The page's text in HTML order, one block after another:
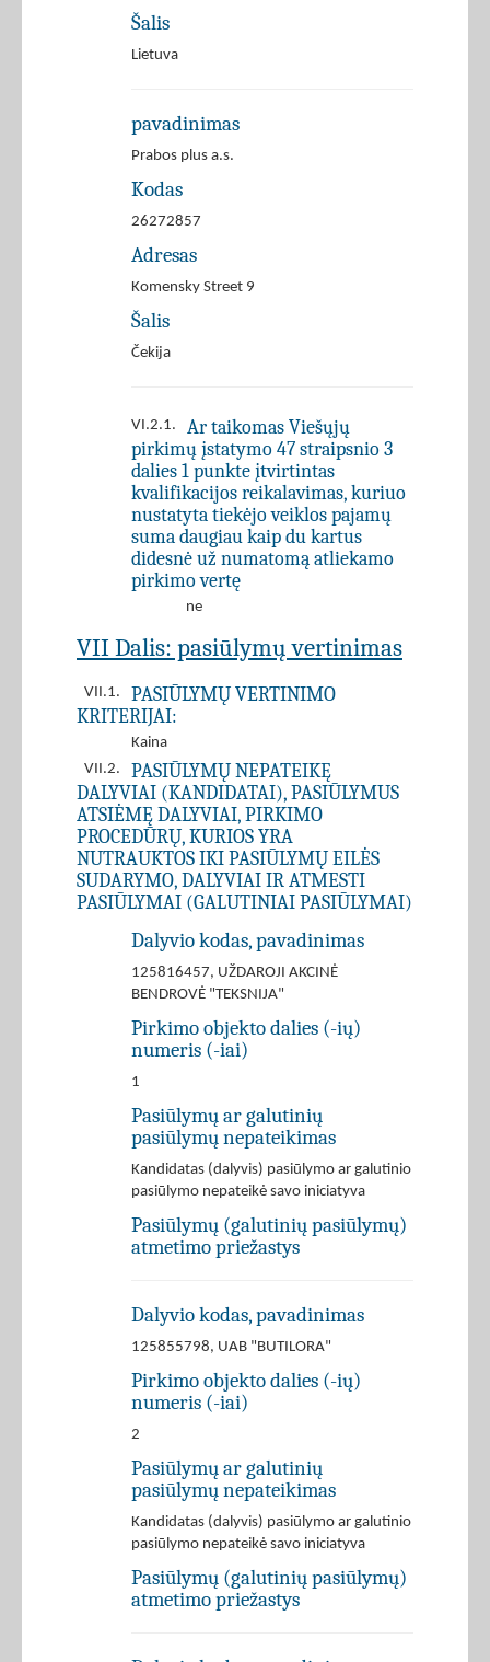
Šalis
Lietuva
pavadinimas
Prabos plus a.s.
Kodas
26272857
Adresas
Komensky Street 9
Šalis
Čekija
VI.2.1.
Ar taikomas Viešųjų
pirkimų įstatymo 47 straipsnio 3
dalies 1 punkte įtvirtintas
kvalifikacijos reikalavimas, kuriuo
nustatyta tiekėjo veiklos pajamų
suma daugiau kaip du kartus
didesnė už numatomą atliekamo
pirkimo vertę
ne
VII Dalis: pasiūlymų vertinimas
VII.1.
PASIŪLYMŲ VERTINIMO
KRITERIJAI:
Kaina
VII.2.
PASIŪLYMŲ NEPATEIKĘ
DALYVIAI (KANDIDATAI), PASIŪLYMUS
ATSIĖMĘ DALYVIAI, PIRKIMO
PROCEDŪRŲ, KURIOS YRA
NUTRAUKTOS IKI PASIŪLYMŲ EILĖS
SUDARYMO, DALYVIAI IR ATMESTI
PASIŪLYMAI (GALUTINIAI PASIŪLYMAI)
Dalyvio kodas, pavadinimas
125816457, UŽDAROJI AKCINĖ
BENDROVĖ "TEKSNIJA"
Pirkimo objekto dalies (-ių)
numeris (-iai)
1
Pasiūlymų ar galutinių
pasiūlymų nepateikimas
Kandidatas (dalyvis) pasiūlymo ar galutinio
pasiūlymo nepateikė savo iniciatyva
Pasiūlymų (galutinių pasiūlymų)
atmetimo priežastys
Dalyvio kodas, pavadinimas
125855798, UAB "BUTILORA"
Pirkimo objekto dalies (-ių)
numeris (-iai)
2
Pasiūlymų ar galutinių
pasiūlymų nepateikimas
Kandidatas (dalyvis) pasiūlymo ar galutinio
pasiūlymo nepateikė savo iniciatyva
Pasiūlymų (galutinių pasiūlymų)
atmetimo priežastys